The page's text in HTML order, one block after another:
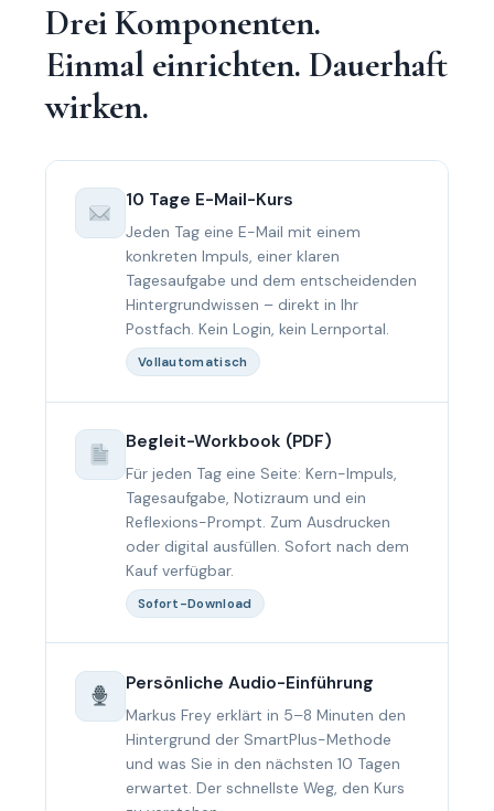
Drei Komponenten.
Einmal einrichten. Dauerhaft
wirken.
10 Tage E-Mail-Kurs
Jeden Tag eine E-Mail mit einem
konkreten Impuls, einer klaren
Tagesaufgabe und dem entscheidenden
Hintergrundwissen – direkt in Ihr
Postfach. Kein Login, kein Lernportal.
Vollautomatisch
Begleit-Workbook (PDF)
Für jeden Tag eine Seite: Kern-Impuls,
Tagesaufgabe, Notizraum und ein
Reflexions-Prompt. Zum Ausdrucken
oder digital ausfüllen. Sofort nach dem
Kauf verfügbar.
Sofort-Download
Persönliche Audio-Einführung
Markus Frey erklärt in 5–8 Minuten den
Hintergrund der SmartPlus-Methode
und was Sie in den nächsten 10 Tagen
erwartet. Der schnellste Weg, den Kurs